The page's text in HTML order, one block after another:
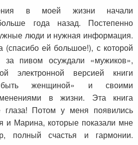
в моей жизни начали
года назад. Постепенно
люди и нужная информация.
(спасибо ей большое!), с которой
пивом осуждали «мужиков»,
электронной версией книги
быть женщиной» и своими
в жизни. Эта книга
глаза! Потом у меня появились
и Марина, которые показали мне
полный счастья и гармонии.